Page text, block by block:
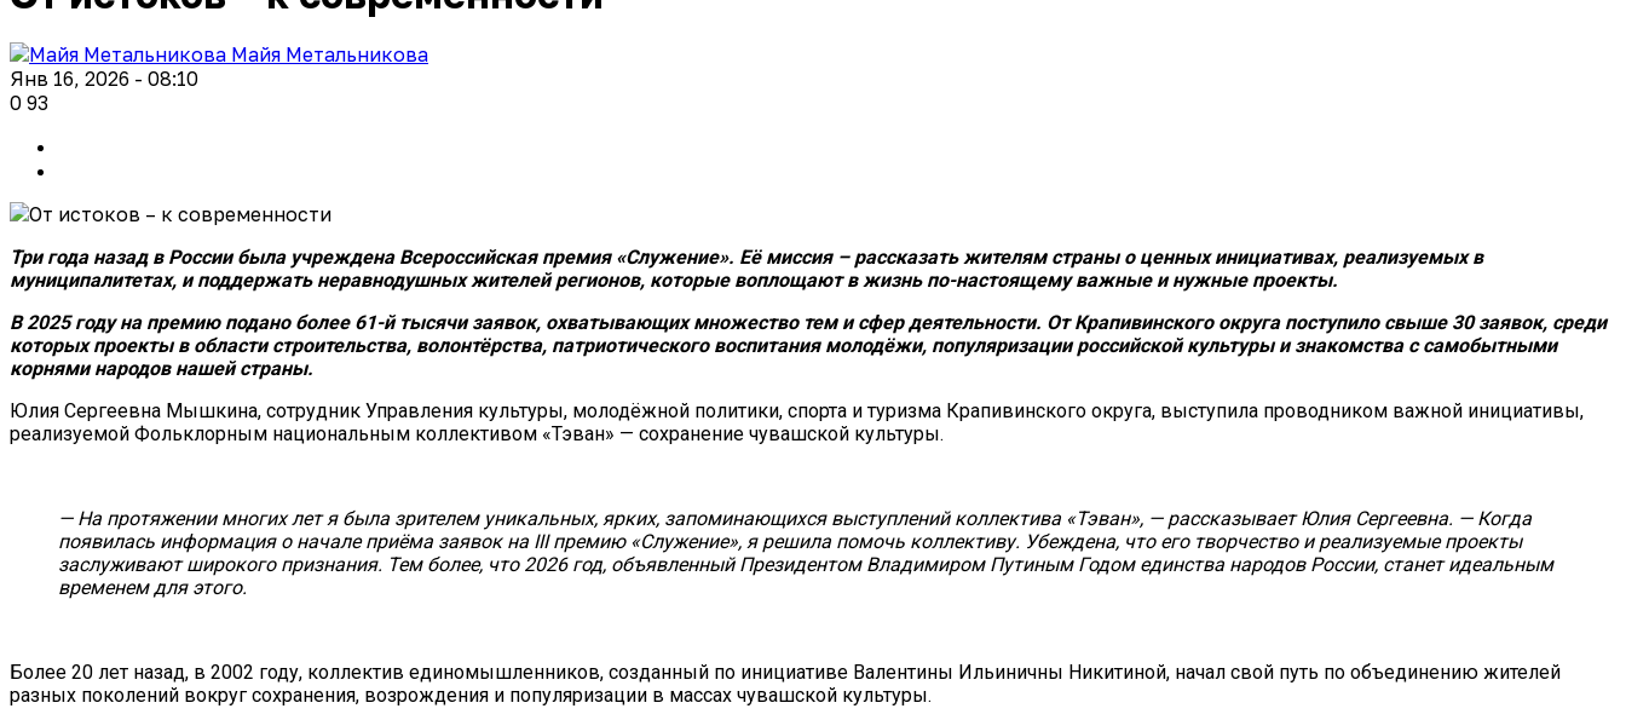
Майя Метальникова
Янв 16, 2026 - 08:10
0 93
Три года назад в России была учреждена Всероссийская премия «Служение». Её миссия – рассказать жителям страны о ценных инициативах, реализуемых в
муниципалитетах, и поддержать неравнодушных жителей регионов, которые воплощают в жизнь по-настоящему важные и нужные проекты.
В 2025 году на премию подано более 61-й тысячи заявок, охватывающих множество тем и сфер деятельности. От Крапивинского округа поступило свыше 30 заявок, среди
которых проекты в области строительства, волонтёрства, патриотического воспитания молодёжи, популяризации российской культуры и знакомства с самобытными
корнями народов нашей страны.
Юлия Сергеевна Мышкина, сотрудник Управления культуры, молодёжной политики, спорта и туризма Крапивинского округа, выступила проводником важной инициативы,
реализуемой Фольклорным национальным коллективом «Тэван» — сохранение чувашской культуры.
— На протяжении многих лет я была зрителем уникальных, ярких, запоминающихся выступлений коллектива «Тэван», — рассказывает Юлия Сергеевна. — Когда
появилась информация о начале приёма заявок на III премию «Служение», я решила помочь коллективу. Убеждена, что его творчество и реализуемые проекты
заслуживают широкого признания. Тем более, что 2026 год, объявленный Президентом Владимиром Путиным Годом единства народов России, станет идеальным
временем для этого.
Более 20 лет назад, в 2002 году, коллектив единомышленников, созданный по инициативе Валентины Ильиничны Никитиной, начал свой путь по объединению жителей
разных поколений вокруг сохранения, возрождения и популяризации в массах чувашской культуры.